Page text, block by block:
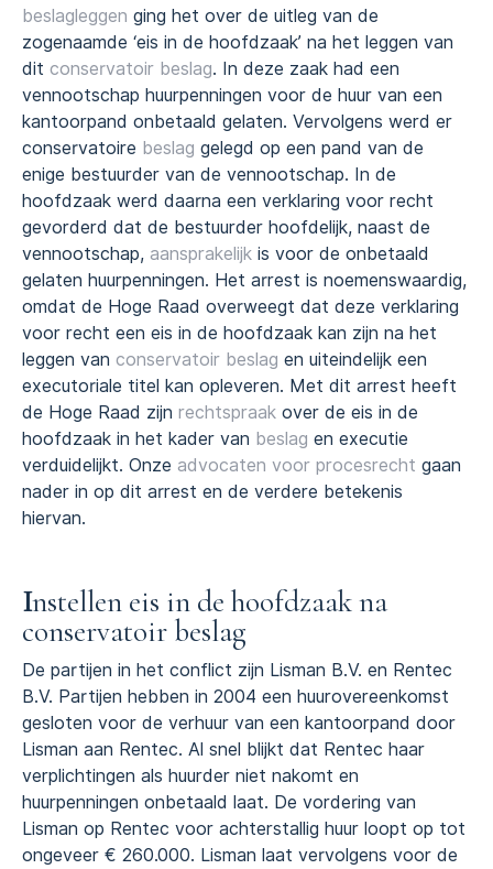
beslagleggen ging het over de uitleg van de
zogenaamde ‘eis in de hoofdzaak’ na het leggen van
dit conservatoir beslag. In deze zaak had een
vennootschap huurpenningen voor de huur van een
kantoorpand onbetaald gelaten. Vervolgens werd er
conservatoire beslag gelegd op een pand van de
enige bestuurder van de vennootschap. In de
hoofdzaak werd daarna een verklaring voor recht
gevorderd dat de bestuurder hoofdelijk, naast de
vennootschap, aansprakelijk is voor de onbetaald
gelaten huurpenningen. Het arrest is noemenswaardig,
omdat de Hoge Raad overweegt dat deze verklaring
voor recht een eis in de hoofdzaak kan zijn na het
leggen van conservatoir beslag en uiteindelijk een
executoriale titel kan opleveren. Met dit arrest heeft
de Hoge Raad zijn rechtspraak over de eis in de
hoofdzaak in het kader van beslag en executie
verduidelijkt. Onze advocaten voor procesrecht gaan
nader in op dit arrest en de verdere betekenis
hiervan.
Instellen eis in de hoofdzaak na
conservatoir beslag
De partijen in het conflict zijn Lisman B.V. en Rentec
B.V. Partijen hebben in 2004 een huurovereenkomst
gesloten voor de verhuur van een kantoorpand door
Lisman aan Rentec. Al snel blijkt dat Rentec haar
verplichtingen als huurder niet nakomt en
huurpenningen onbetaald laat. De vordering van
Lisman op Rentec voor achterstallig huur loopt op tot
ongeveer € 260.000. Lisman laat vervolgens voor de